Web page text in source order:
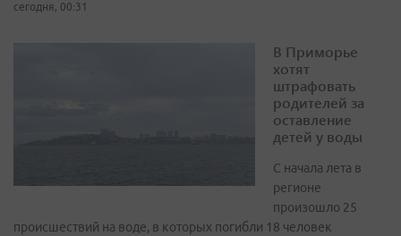
сегодня, 00:31
В Приморье
хотят
штрафовать
родителей за
оставление
детей у воды
С начала лета в
регионе
произошло 25
происшествий на воде, в которых погибли 18 человек